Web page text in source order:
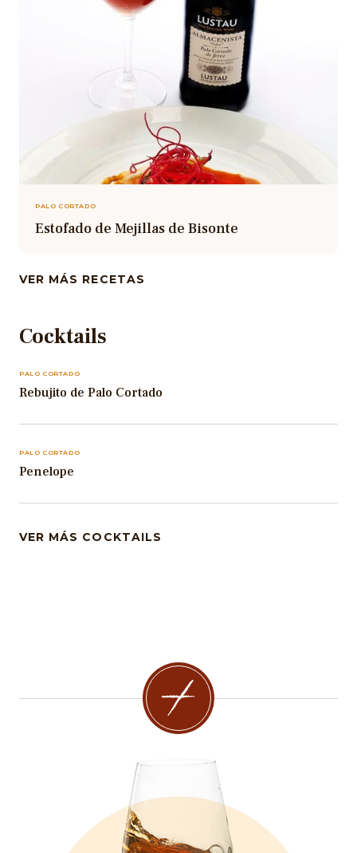
PALO CORTADO
Estofado de Mejillas de Bisonte
VER MÁS RECETAS
Cocktails
PALO CORTADO
Rebujito de Palo Cortado
PALO CORTADO
Penelope
VER MÁS COCKTAILS